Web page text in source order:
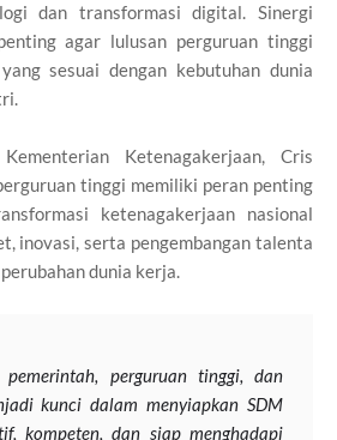
dan transformasi digital. Sinergi
agar lulusan perguruan tinggi
sesuai dengan kebutuhan dunia
Ketenagakerjaan, Cris
tinggi memiliki peran penting
ketenagakerjaan nasional
inovasi, serta pengembangan talenta
dunia kerja.
perguruan tinggi, dan
kunci dalam menyiapkan SDM
kompeten, dan siap menghadapi